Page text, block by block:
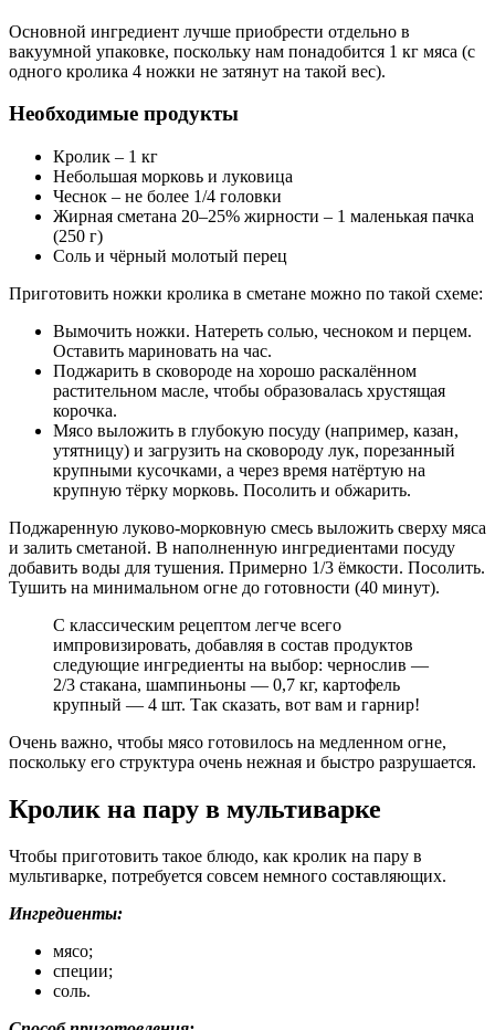
Основной ингредиент лучше приобрести отдельно в
вакуумной упаковке, поскольку нам понадобится 1 кг мяса (с
одного кролика 4 ножки не затянут на такой вес).
Необходимые продукты
Кролик – 1 кг
Небольшая морковь и луковица
Чеснок – не более 1/4 головки
Жирная сметана 20–25% жирности – 1 маленькая пачка
(250 г)
Соль и чёрный молотый перец
Приготовить ножки кролика в сметане можно по такой схеме:
Вымочить ножки. Натереть солью, чесноком и перцем.
Оставить мариновать на час.
Поджарить в сковороде на хорошо раскалённом
растительном масле, чтобы образовалась хрустящая
корочка.
Мясо выложить в глубокую посуду (например, казан,
утятницу) и загрузить на сковороду лук, порезанный
крупными кусочками, а через время натёртую на
крупную тёрку морковь. Посолить и обжарить.
Поджаренную луково-морковную смесь выложить сверху мяса
и залить сметаной. В наполненную ингредиентами посуду
добавить воды для тушения. Примерно 1/3 ёмкости. Посолить.
Тушить на минимальном огне до готовности (40 минут).
С классическим рецептом легче всего
импровизировать, добавляя в состав продуктов
следующие ингредиенты на выбор: чернослив —
2/3 стакана, шампиньоны — 0,7 кг, картофель
крупный — 4 шт. Так сказать, вот вам и гарнир!
Очень важно, чтобы мясо готовилось на медленном огне,
поскольку его структура очень нежная и быстро разрушается.
Кролик на пару в мультиварке
Чтобы приготовить такое блюдо, как кролик на пару в
мультиварке, потребуется совсем немного составляющих.
Ингредиенты:
мясо;
специи;
соль.